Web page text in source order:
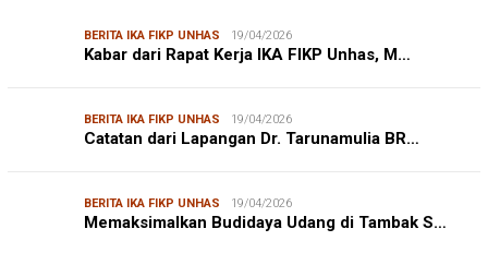
BERITA IKA FIKP UNHAS 19/04/2026
Kabar dari Rapat Kerja IKA FIKP Unhas, M…
BERITA IKA FIKP UNHAS 19/04/2026
Catatan dari Lapangan Dr. Tarunamulia BR…
BERITA IKA FIKP UNHAS 19/04/2026
Memaksimalkan Budidaya Udang di Tambak S…